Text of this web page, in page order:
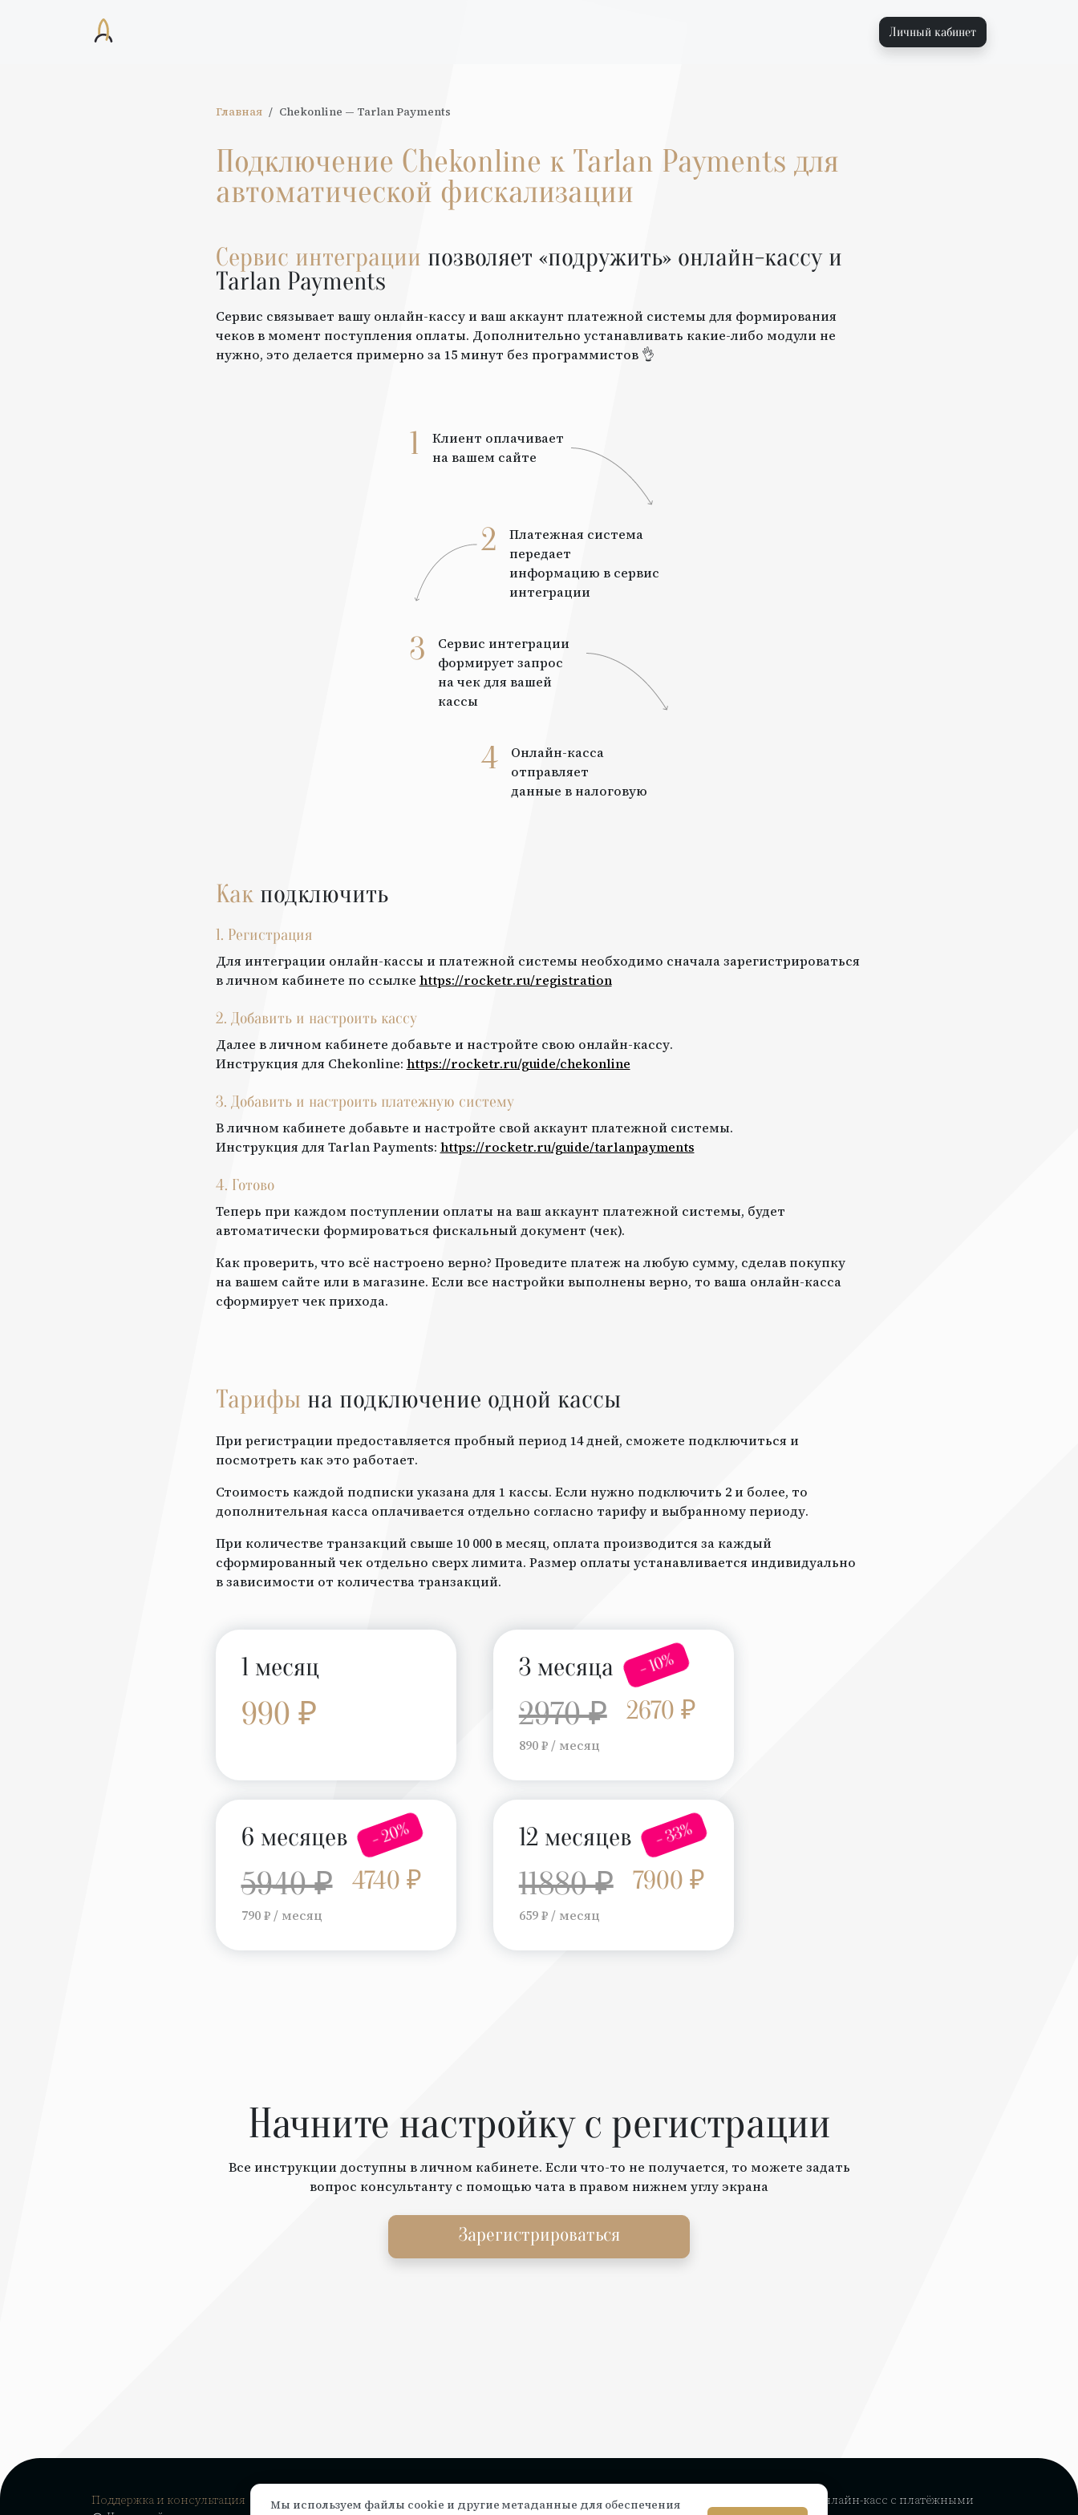
Личный кабинет
Главная Chekonline — Tarlan Payments
Подключение Chekonline к Tarlan Payments для
автоматической фискализации
Сервис интеграции позволяет «подружить» онлайн-кассу и
Tarlan Payments
Сервис связывает вашу онлайн-кассу и ваш аккаунт платежной системы для формирования
чеков в момент поступления оплаты. Дополнительно устанавливать какие-либо модули не
нужно, это делается примерно за 15 минут без программистов 👌
1
Клиент оплачивает
на вашем сайте
2
Платежная система
передает
информацию в сервис
интеграции
3
Сервис интеграции
формирует запрос
на чек для вашей
кассы
4
Онлайн-касса
отправляет
данные в налоговую
Какподключить
1. Регистрация
Для интеграции онлайн-кассы и платежной системы необходимо сначала зарегистрироваться
в личном кабинете по ссылке https://rocketr.ru/registration
2. Добавить и настроить кассу
Далее в личном кабинете добавьте и настройте свою онлайн-кассу.
Инструкция для Chekonline: https://rocketr.ru/guide/chekonline
3. Добавить и настроить платежную систему
В личном кабинете добавьте и настройте свой аккаунт платежной системы.
Инструкция дляTarlan Payments: https://rocketr.ru/guide/tarlanpayments
4. Готово
Теперь при каждом поступлении оплаты на ваш аккаунт платежной системы, будет
автоматически формироваться фискальный документ (чек).
Как проверить, что всё настроено верно? Проведите платеж на любую сумму, сделав покупку
на вашем сайте или в магазине. Если все настройки выполнены верно, то ваша онлайн-касса
сформирует чек прихода.
Тарифы на подключение одной кассы
При регистрации предоставляется пробный период 14 дней, сможете подключиться и
посмотреть как это работает.
Стоимость каждой подписки указана для 1 кассы. Если нужно подключить 2 и более, то
дополнительная касса оплачивается отдельно согласно тарифу и выбранному периоду.
При количестве транзакций свыше 10 000 в месяц, оплата производится за каждый
сформированный чек отдельно сверх лимита. Размер оплаты устанавливается индивидуально
в зависимости от количества транзакций.
1 месяц
990 ₽
3 месяца - 10%
2970 ₽ 2670 ₽
890 ₽ / месяц
6 месяцев - 20%
5940 ₽ 4740 ₽
790 ₽ / месяц
12 месяцев - 33%
11880 ₽ 7900 ₽
659 ₽ / месяц
Начните настройку с регистрации
Все инструкции доступны в личном кабинете. Если что-то не получается, то можете задать
вопрос консультанту с помощью чата в правом нижнем углу экрана
Зарегистрироваться
Поддержка и консультация
Инструкции по подключению
онлайн-касс с платёжными
Мы используем файлы cookie и другие метаданные для обеспечения